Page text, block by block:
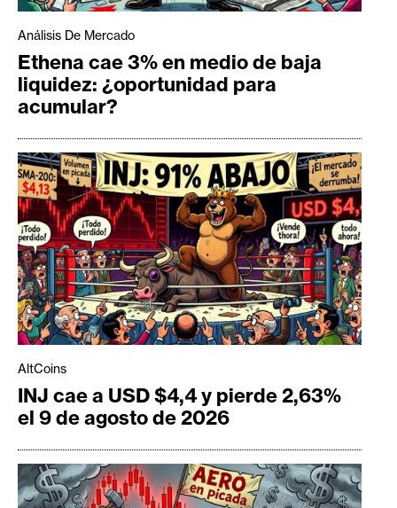
Análisis De Mercado
Ethena cae 3% en medio de baja
liquidez: ¿oportunidad para
acumular?
AltCoins
INJ cae a USD $4,4 y pierde 2,63%
el 9 de agosto de 2026